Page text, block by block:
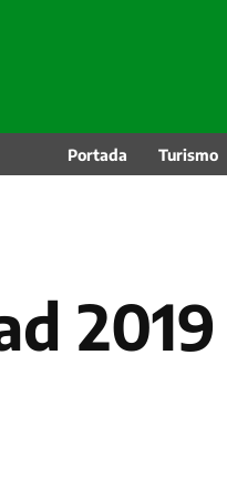
Portada Turismo
2019